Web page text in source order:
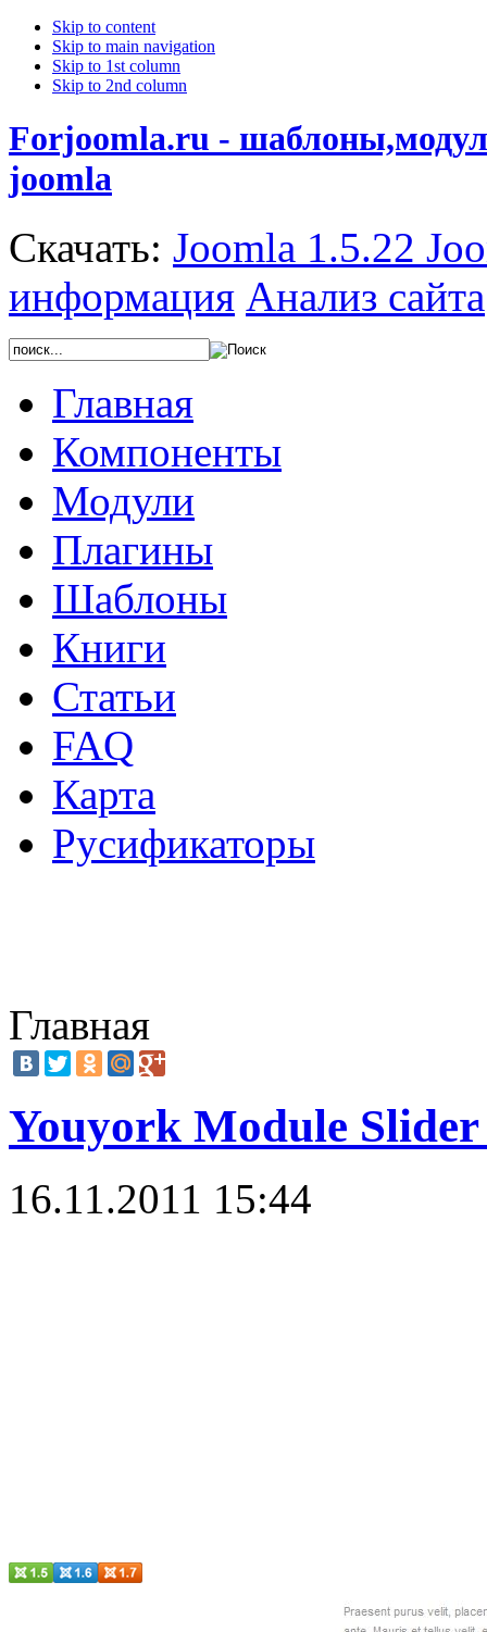
Skip to content
Skip to main navigation
Skip to 1st column
Skip to 2nd column
Forjoomla.ru -
joomla
Скачать: Joomla 1.5.22
информация Анализ сайта
Главная
Компоненты
Модули
Плагины
Шаблоны
Книги
Статьи
FAQ
Карта
Русификаторы
Главная
Youyork Module
16.11.2011 15:44